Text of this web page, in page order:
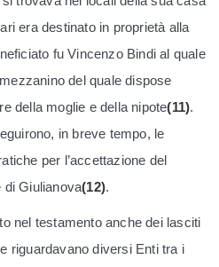
era destinato in proprietà alla
fu Vincenzo Bindi al quale
del quale dispose
della moglie e della nipote(11).
in breve tempo, le
per l’accettazione del
di Giulianova(12).
nel testamento anche dei lasciti
riguardavano diversi Enti tra i